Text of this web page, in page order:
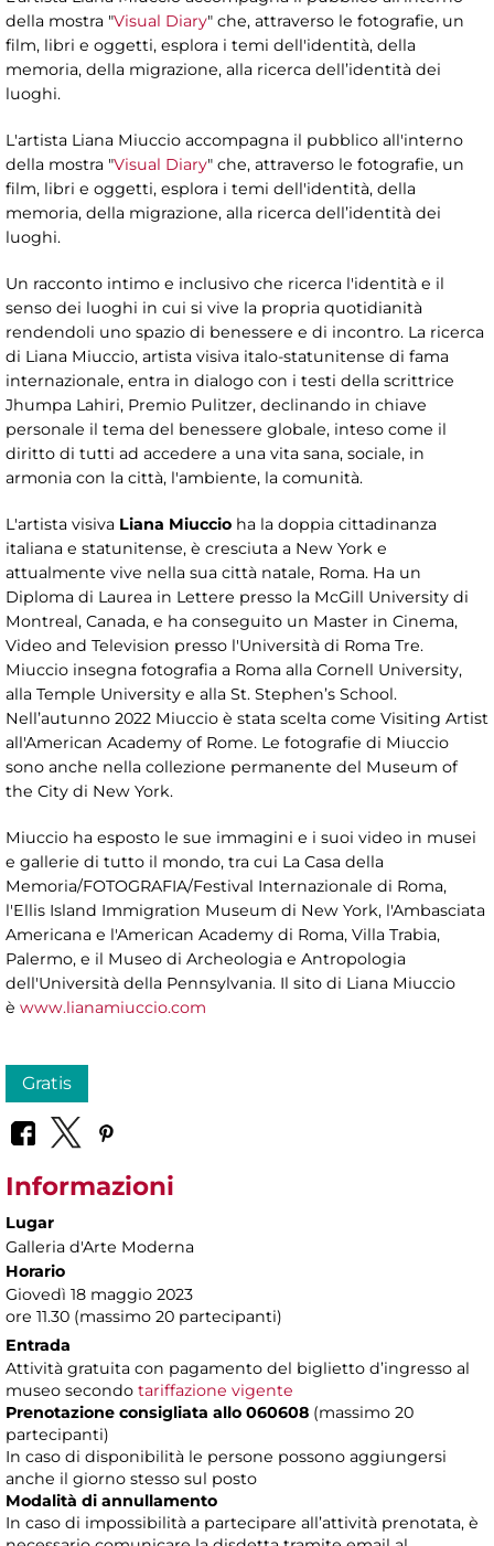
della mostra "Visual Diary" che, attraverso le fotografie, un
film, libri e oggetti, esplora i temi dell'identità, della
memoria, della migrazione, alla ricerca dell’identità dei
luoghi.
L'artista Liana Miuccio accompagna il pubblico all'interno
della mostra "Visual Diary" che, attraverso le fotografie, un
film, libri e oggetti, esplora i temi dell'identità, della
memoria, della migrazione, alla ricerca dell’identità dei
luoghi.
Un racconto intimo e inclusivo che ricerca l'identità e il
senso dei luoghi in cui si vive la propria quotidianità
rendendoli uno spazio di benessere e di incontro. La ricerca
di Liana Miuccio, artista visiva italo-statunitense di fama
internazionale, entra in dialogo con i testi della scrittrice
Jhumpa Lahiri, Premio Pulitzer, declinando in chiave
personale il tema del benessere globale, inteso come il
diritto di tutti ad accedere a una vita sana, sociale, in
armonia con la città, l'ambiente, la comunità.
L'artista visiva Liana Miuccio ha la doppia cittadinanza
italiana e statunitense, è cresciuta a New York e
attualmente vive nella sua città natale, Roma. Ha un
Diploma di Laurea in Lettere presso la McGill University di
Montreal, Canada, e ha conseguito un Master in Cinema,
Video and Television presso l'Università di Roma Tre.
Miuccio insegna fotografia a Roma alla Cornell University,
alla Temple University e alla St. Stephen’s School.
Nell’autunno 2022 Miuccio è stata scelta come Visiting Artist
all'American Academy of Rome. Le fotografie di Miuccio
sono anche nella collezione permanente del Museum of
the City di New York.
Miuccio ha esposto le sue immagini e i suoi video in musei
e gallerie di tutto il mondo, tra cui La Casa della
Memoria/FOTOGRAFIA/Festival Internazionale di Roma,
l'Ellis Island Immigration Museum di New York, l'Ambasciata
Americana e l'American Academy di Roma, Villa Trabia,
Palermo, e il Museo di Archeologia e Antropologia
dell'Università della Pennsylvania. Il sito di Liana Miuccio
è www.lianamiuccio.com
Gratis
Informazioni
Lugar
Galleria d'Arte Moderna
Horario
Giovedì 18 maggio 2023
ore 11.30 (massimo 20 partecipanti)
Entrada
Attività gratuita con pagamento del biglietto d’ingresso al
museo secondo tariffazione vigente
Prenotazione consigliata allo 060608 (massimo 20
partecipanti)
In caso di disponibilità le persone possono aggiungersi
anche il giorno stesso sul posto
Modalità di annullamento
In caso di impossibilità a partecipare all’attività prenotata, è